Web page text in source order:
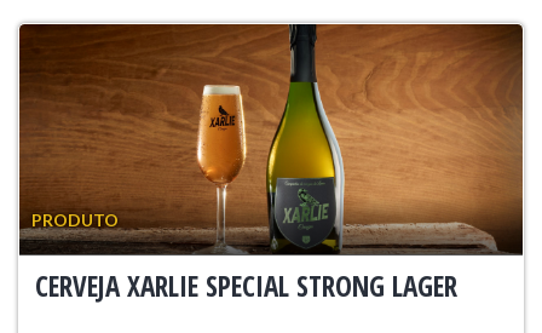
PRODUTO
CERVEJA XARLIE SPECIAL STRONG LAGER